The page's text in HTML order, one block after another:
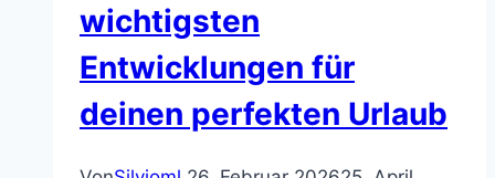
wichtigsten
Entwicklungen für
deinen perfekten Urlaub